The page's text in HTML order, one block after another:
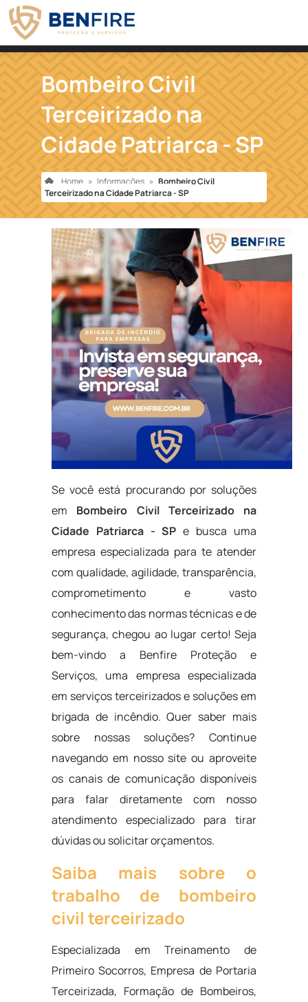
Bombeiro Civil
Terceirizado na
Cidade Patriarca - SP
Home » Informações » Bombeiro Civil
Terceirizado na Cidade Patriarca - SP
Se você está procurando por soluções
em Bombeiro Civil Terceirizado na
Cidade Patriarca - SPe busca uma
empresa especializada para te atender
com qualidade, agilidade, transparência,
comprometimento e vasto
conhecimento das normas técnicas e de
segurança, chegou ao lugar certo! Seja
bem-vindo a Benfire Proteção e
Serviços, uma empresa especializada
em serviços terceirizados e soluções em
brigada de incêndio. Quer saber mais
sobre nossas soluções? Continue
navegando em nosso site ou aproveite
os canais de comunicação disponíveis
para falar diretamente com nosso
atendimento especializado para tirar
dúvidas ou solicitar orçamentos.
Saiba mais sobre o
trabalho de bombeiro
civil terceirizado
Especializada em Treinamento de
Primeiro Socorros, Empresa de Portaria
Terceirizada, Formação de Bombeiros,